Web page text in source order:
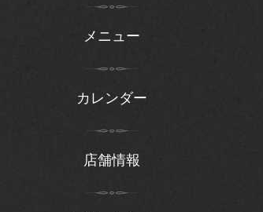
メニュー
カレンダー
店舗情報